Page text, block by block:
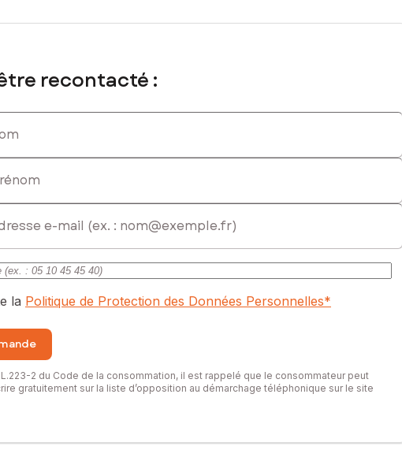
recontacté :
la Politique de Protection des Données Personnelles*
L.223-2 du Code de la consommation, il est rappelé que le consommateur peut
gratuitement sur la liste d’opposition au démarchage téléphonique sur le site